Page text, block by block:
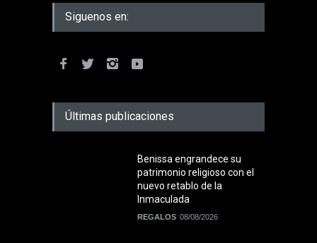
Siguenos en:
Últimas publicaciones
Benissa engrandece su
patrimonio religioso con el
nuevo retablo de la
Inmaculada
REGALOS 08/08/2026